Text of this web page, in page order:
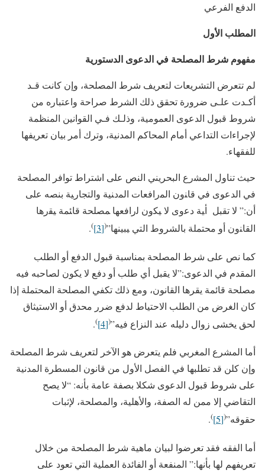
الدفع الفرعي
المطلب الأول
مفهوم شرط المصلحة في الدعوى الدستورية
لم تتعرض التشريعات لتعريف شرط المصلحة، وإن كانت قـد
أكـدت علـى ضرورة تحقق ذلك الشرط صراحة واعتباره من
شروط قبول الدعوى العمومية، وذلـك فـي القوانين المنظمة
لإجراءات التداعي أمام المحاكم المدنية، وترك أمر بيان تعريفها
للفقهاء.
حيث تناول ﺍﻟﻤﺸﺭﻉ البحريني النص على اشتراط توافر المصلحة
في الدعوى ﻓﻲ ﻗﺎﻨﻭﻥ ﺍﻟﻤﺭﺍﻓﻌﺎﺕ ﺍﻟﻤﺩﻨﻴﺔ ﻭﺍﻟﺘﺠﺎﺭﻴﺔ بنصه على
أن:” لا تقبل ﺃﻴﺔ ﺩﻋﻭﻯ ﻻ ﻴﻜﻭﻥ ﻟﺭﺍﻓﻌﻬﺎ ﻤﺼﻠﺤﺔ ﻗﺎﺌﻤﺔ ﻴﻘﺭﻫﺎ
ﺍﻟﻘﺎﻨﻭﻥ أو محتملة بالشروط التي ﻴﺒﻴﻨﻬﺎ”(
[3]
)
.
كما نص على شرط المصلحة بمناسبة قبول الدفع أو الطلب
المقدم في الدعوى:”لا يقبل أي طلب أو دفع لا يكون لصاحبه فيه
مصلحة قائمة يقرها القانون، ومع ذلك تكفي المصلحة المحتملة إذا
كان الغرض من الطلب الاحتياط لدفع ضرر محدق أو الاستيثاق
لحق يخشى زوال دليله عند النزاع فيه”(
[4]
)
.
أما المشرع المغربي فلم يتعرض هو الآخر لتعريف شرط المصلحة
وإن كلن قد تطلبها في الفصل الأول من قانون المسطرة المدنية
على شروط قبول الدعوى شكلا بصفة عامة بأنه: “لا يصح
التقاضي إلا ممن له الصفة، والأهلية، والمصلحة، لإثبات
حقوقه”(
[5]
)
.
أما الفقه فقد تعرضوا لبيان ماهية شرط المصلحة من خلال
تعريفهم لها بأنها:” المنفعة أو الفائدة العملية التي تعود على